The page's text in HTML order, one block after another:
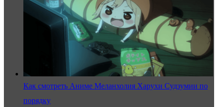
Как смотреть Аниме Меланхолия Харухи Судзумии по
порядку